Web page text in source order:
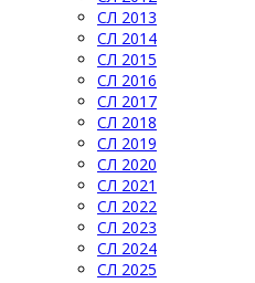
СЛ 2013
СЛ 2014
СЛ 2015
СЛ 2016
СЛ 2017
СЛ 2018
СЛ 2019
СЛ 2020
СЛ 2021
СЛ 2022
СЛ 2023
СЛ 2024
СЛ 2025